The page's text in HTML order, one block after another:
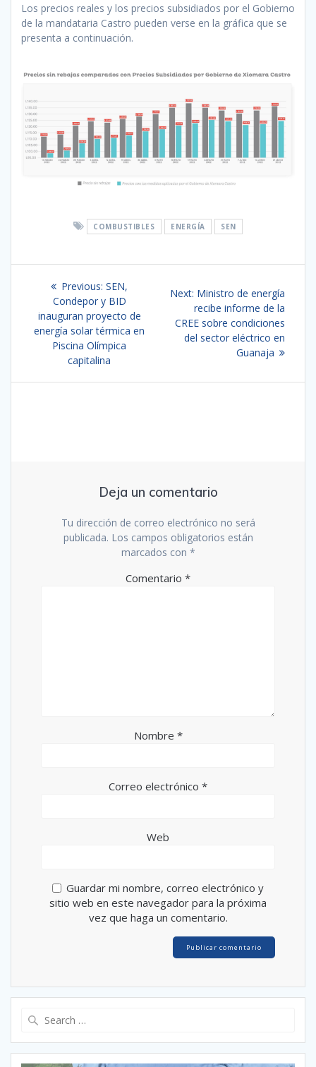
Los precios reales y los precios subsidiados por el Gobierno
de la mandataria Castro pueden verse en la gráfica que se
presenta a continuación.
COMBUSTIBLES ENERGÍA SEN
Navegación
entradas
Previous: Previous
post:
SEN,
Condepor y BID
inauguran proyecto de
energía solar térmica en
Piscina Olímpica
capitalina
Next: Next
post:
Ministro de energía
recibe informe de la
CREE sobre condiciones
del sector eléctrico en
Guanaja
Deja un comentario
Tu dirección de correo electrónico no será
publicada. Los campos obligatorios están
marcados con *
Comentario *
Nombre *
Correo electrónico *
Web
Guardar mi nombre, correo electrónico y
sitio web en este navegador para la próxima
vez que haga un comentario.